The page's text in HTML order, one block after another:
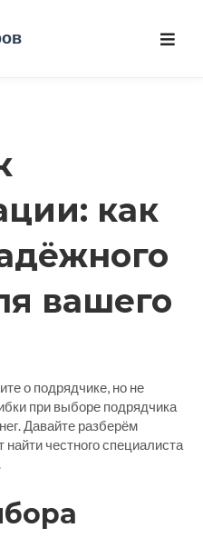
как
вашего
о подрядчике, но не
при выборе подрядчика
Давайте разберём
честного специалиста